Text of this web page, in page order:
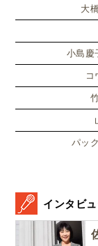
大
小島慶
コ
パッ
インタビ